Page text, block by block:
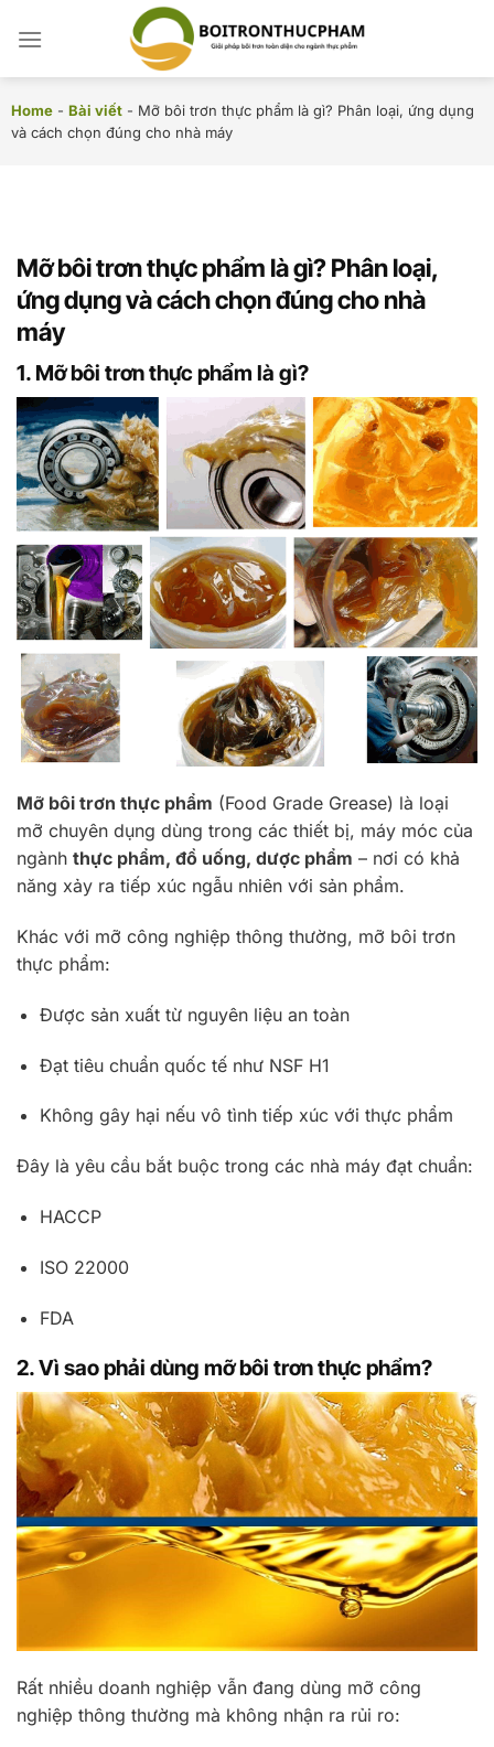
đến
Home - Bài viết - Mỡ bôi trơn thực phẩm là gì? Phân loại, ứng dụng
và cách chọn đúng cho nhà máy
Mỡ bôi trơn thực phẩm là gì? Phân loại,
ứng dụng và cách chọn đúng cho nhà
máy
1. Mỡ bôi trơn thực phẩm là gì?
Mỡ bôi trơn thực phẩm (Food Grade Grease) là loại
mỡ chuyên dụng dùng trong các thiết bị, máy móc của
ngành thực phẩm, đồ uống, dược phẩm – nơi có khả
năng xảy ra tiếp xúc ngẫu nhiên với sản phẩm.
Khác với mỡ công nghiệp thông thường, mỡ bôi trơn
thực phẩm:
Được sản xuất từ nguyên liệu an toàn
Đạt tiêu chuẩn quốc tế như NSF H1
Không gây hại nếu vô tình tiếp xúc với thực phẩm
Đây là yêu cầu bắt buộc trong các nhà máy đạt chuẩn:
HACCP
ISO 22000
FDA
2. Vì sao phải dùng mỡ bôi trơn thực phẩm?
Rất nhiều doanh nghiệp vẫn đang dùng mỡ công
nghiệp thông thường mà không nhận ra rủi ro: